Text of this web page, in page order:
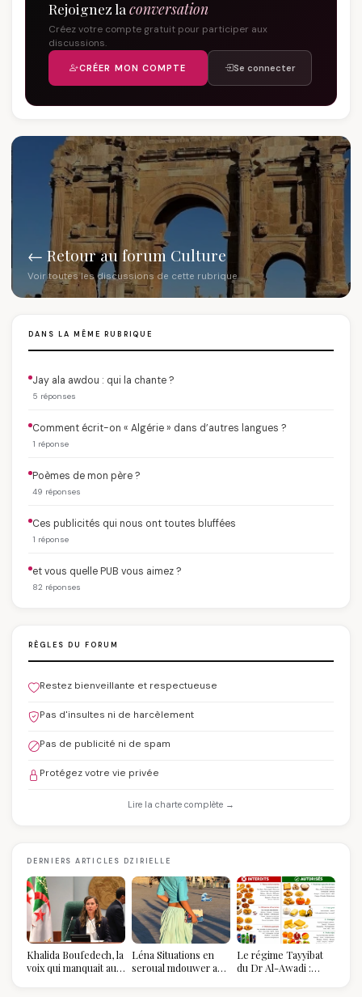
Rejoignez la conversation
Créez votre compte gratuit pour participer aux
discussions.
CRÉER MON COMPTE Se connecter
← Retour au forum Culture
Voir toutes les discussions de cette rubrique
DANS LA MÊME RUBRIQUE
Jay ala awdou : qui la chante ?
5 réponses
Comment écrit-on « Algérie » dans d’autres langues ?
1 réponse
Poèmes de mon père ?
49 réponses
Ces publicités qui nous ont toutes bluffées
1 réponse
et vous quelle PUB vous aimez ?
82 réponses
RÈGLES DU FORUM
Restez bienveillante et respectueuse
Pas d'insultes ni de harcèlement
Pas de publicité ni de spam
Protégez votre vie privée
Lire la charte complète →
DERNIERS ARTICLES DZIRIELLE
Khalida Boufedech, la
voix qui manquait au
Léna Situations en
seroual mdouwer au
Le régime Tayyibat
du Dr Al-Awadi :